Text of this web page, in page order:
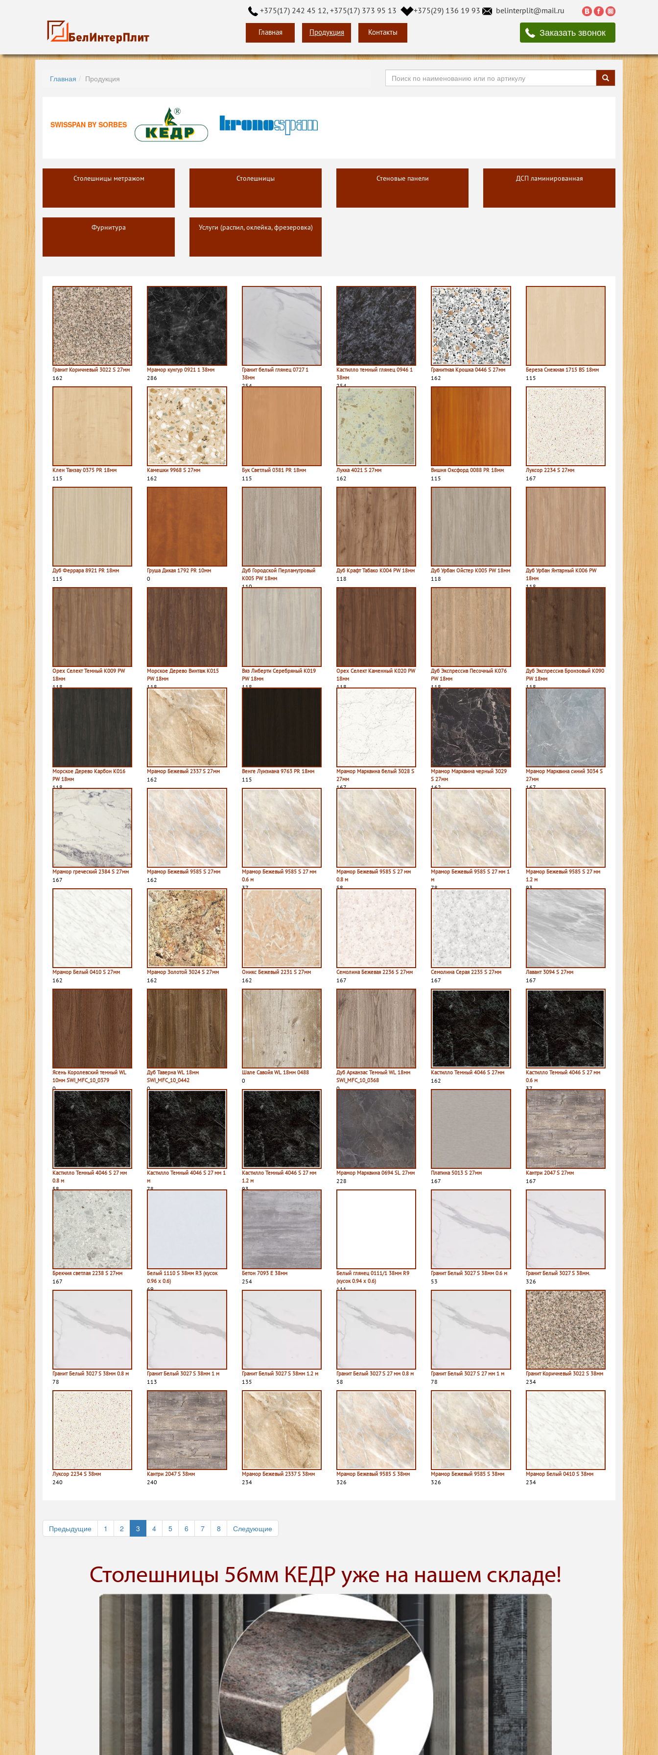
+375(17) 242 45 12, +375(17) 373 95 13 +375(29) 136 19 93 belinterplit@mail.ru
Главная Продукция Контакты Заказать звонок
Главная Продукция
SWISSPAN BY SORBES
Столешницы метражом Столешницы Стеновые панели ДСП ламинированная
Фурнитура Услуги (распил, оклейка, фрезеровка)
Гранит Коричневый 3022 S 27мм
162
Мрамор кунгур 0921 1 38мм
286
Гранит белый глянец 0727 1
38мм
254
Кастилло темный глянец 0946 1
38мм
254
Гранитная Крошка 0446 S 27мм
162
Береза Снежная 1715 BS 18мм
115
Клен Танзау 0375 PR 18мм
115
Камешки 9968 S 27мм
162
Бук Светлый 0381 PR 18мм
115
Лукка 4021 S 27мм
162
Вишня Оксфорд 0088 PR 18мм
115
Луксор 2234 S 27мм
167
Дуб Феррара 8921 PR 18мм
115
Груша Дикая 1792 PR 10мм
0
Дуб Городской Перламутровый
K005 PW 18мм
110
Дуб Крафт Табако K004 PW 18мм
118
Дуб Урбан Ойстер K005 PW 18мм
118
Дуб Урбан Янтарный K006 PW
18мм
118
Орех Селект Темный K009 PW
18мм
118
Морское Дерево Винтаж K015
PW 18мм
118
Вяз Либерти Серебряный K019
PW 18мм
118
Орех Селект Каменный K020 PW
18мм
118
Дуб Экспрессив Песочный K076
PW 18мм
118
Дуб Экспрессив Бронзовый K090
PW 18мм
118
Морское Дерево Карбон K016
PW 18мм
118
Мрамор Бежевый 2337 S 27мм
162
Венге Луизиана 9763 PR 18мм
115
Мрамор Марквина белый 3028 S
27мм
167
Мрамор Марквина черный 3029
S 27мм
162
Мрамор Марквина синий 3034 S
27мм
167
Мрамор греческий 2384 S 27мм
167
Мрамор Бежевый 9585 S 27мм
162
Мрамор Бежевый 9585 S 27 мм
0.6 м
37
Мрамор Бежевый 9585 S 27 мм
0.8 м
58
Мрамор Бежевый 9585 S 27 мм 1
м
78
Мрамор Бежевый 9585 S 27 мм
1.2 м
93
Мрамор Белый 0410 S 27мм
162
Мрамор Золотой 3024 S 27мм
162
Оникс Бежевый 2231 S 27мм
162
Семолина Бежевая 2236 S 27мм
167
Семолина Серая 2235 S 27мм
167
Лавант 3094 S 27мм
167
Ясень Королевский темный WL
10мм SWI_MFC_10_0379
0
Дуб Таверна WL 18мм
SWI_MFC_10_0442
0
Шале Савойя WL 18мм 0488
0
Дуб Арканзас Темный WL 18мм
SWI_MFC_10_0368
0
Кастилло Темный 4046 S 27мм
162
Кастилло Темный 4046 S 27 мм
0.6 м
37
Кастилло Темный 4046 S 27 мм
0.8 м
58
Кастилло Темный 4046 S 27 мм 1
м
78
Кастилло Темный 4046 S 27 мм
1.2 м
93
Мрамор Марквина 0694 SL 27мм
228
Платина 5013 S 27мм
167
Кантри 2047 S 27мм
167
Брекчия светлая 2238 S 27мм
167
Белый 1110 S 38мм R3 (кусок
0.96 х 0.6)
69
Бетон 7093 E 38мм
254
Белый глянец 0111/1 38мм R9
(кусок 0.94 х 0.6)
111
Гранит Белый 3027 S 38мм 0.6 м
53
Гранит Белый 3027 S 38мм.
326
Гранит Белый 3027 S 38мм 0.8 м
78
Гранит Белый 3027 S 38мм 1 м
113
Гранит Белый 3027 S 38мм 1.2 м
135
Гранит Белый 3027 S 27 мм 0.8 м
58
Гранит Белый 3027 S 27 мм 1 м
78
Гранит Коричневый 3022 S 38мм
234
Луксор 2234 S 38мм
240
Кантри 2047 S 38мм
240
Мрамор Бежевый 2337 S 38мм
234
Мрамор Бежевый 9585 S 38мм
326
Мрамор Бежевый 9585 S 38мм
326
Мрамор Белый 0410 S 38мм
234
Предыдущие 1 2 3 4 5 6 7 8 Следующие
Столешницы 56мм КЕДР уже на нашем складе!